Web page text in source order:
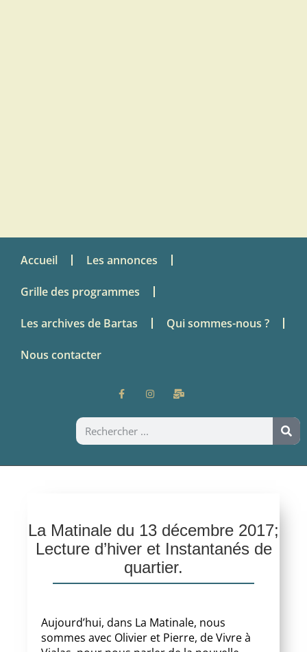
Accueil Les annonces
Grille des programmes
Les archives de Bartas Qui sommes-nous ?
Nous contacter
La Matinale du 13 décembre 2017;
Lecture d’hiver et Instantanés de
quartier.
Aujourd’hui, dans La Matinale, nous
sommes avec Olivier et Pierre, de Vivre à